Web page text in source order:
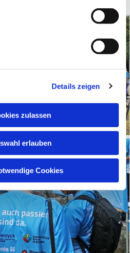
Details zeigen
zulassen
erlauben
Cookies